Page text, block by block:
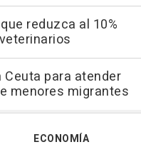
reduzca al 10%
para atender
menores migrantes
ECONOMÍA